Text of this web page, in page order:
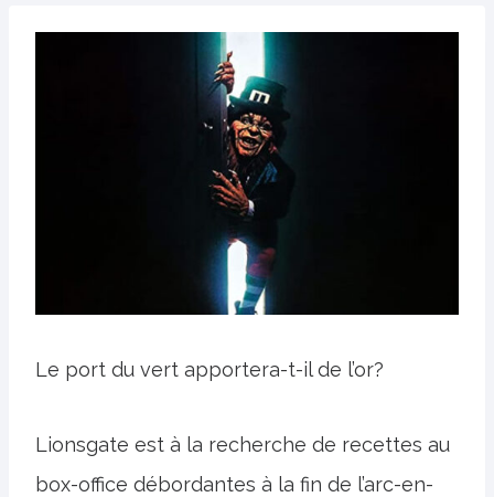
Le port du vert apportera-t-il de l’or?
Lionsgate est à la recherche de recettes au
box-office débordantes à la fin de l’arc-en-